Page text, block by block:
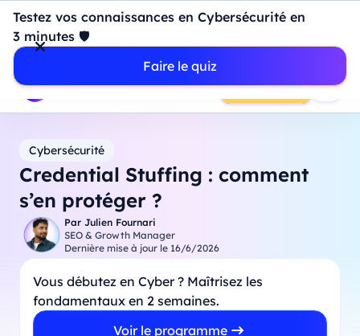
Testez vos connaissances en Cybersécurité en
3 minutes 🛡️
Faire le quiz
Introduction à Power BI : construisez votre premier
dashboard de A à Z
- Mardi 11 Août à 18h00
Professionnels
Étudiants Parents Entreprises
Prendre RDV
Cybersécurité
Credential Stuffing : comment
s’en protéger ?
Par Julien Fournari
SEO & Growth Manager
Dernière mise à jour le 16/6/2026
Vous débutez en Cyber ? Maîtrisez les
fondamentaux en 2 semaines.
Voir le programme